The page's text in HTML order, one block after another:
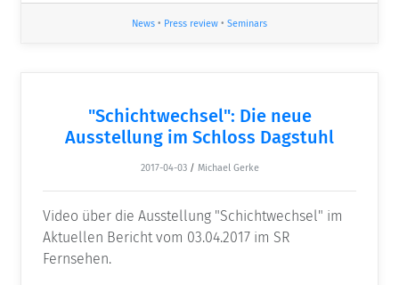
News • Press review • Seminars
"Schichtwechsel": Die neue
Ausstellung im Schloss Dagstuhl
2017-04-03 / Michael Gerke
Video über die Ausstellung "Schichtwechsel" im
Aktuellen Bericht vom 03.04.2017 im SR
Fernsehen.